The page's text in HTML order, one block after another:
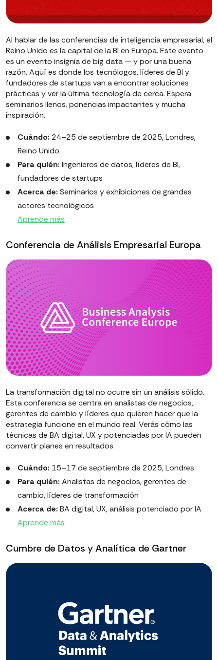
Al hablar de las conferencias de inteligencia empresarial, el
Reino Unido es la capital de la BI en Europa. Este evento
es un evento insignia de big data — y por una buena
razón. Aquí es donde los tecnólogos, líderes de BI y
fundadores de startups van a encontrar soluciones
prácticas y ver la última tecnología de cerca. Espera
seminarios llenos, ponencias impactantes y mucha
inspiración.
Cuándo: 24–25 de septiembre de 2025, Londres,
Reino Unido
Para quién: Ingenieros de datos, líderes de BI,
fundadores de startups
Acerca de: Seminarios y exhibiciones de grandes
actores tecnológicos
Aprende más
Conferencia de Análisis Empresarial Europa
La transformación digital no ocurre sin un análisis sólido.
Esta conferencia se centra en analistas de negocios,
gerentes de cambio y líderes que quieren hacer que la
estrategia funcione en el mundo real. Verás cómo las
técnicas de BA digital, UX y potenciadas por IA pueden
convertir planes en resultados.
Cuándo: 15–17 de septiembre de 2025, Londres
Para quién: Analistas de negocios, gerentes de
cambio, líderes de transformación
Acerca de: BA digital, UX, análisis potenciado por IA
Aprende más
Cumbre de Datos y Analítica de Gartner